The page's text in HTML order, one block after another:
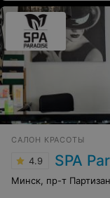
САЛОН КРАСОТЫ
4.9 SPA
Минск, пр-т